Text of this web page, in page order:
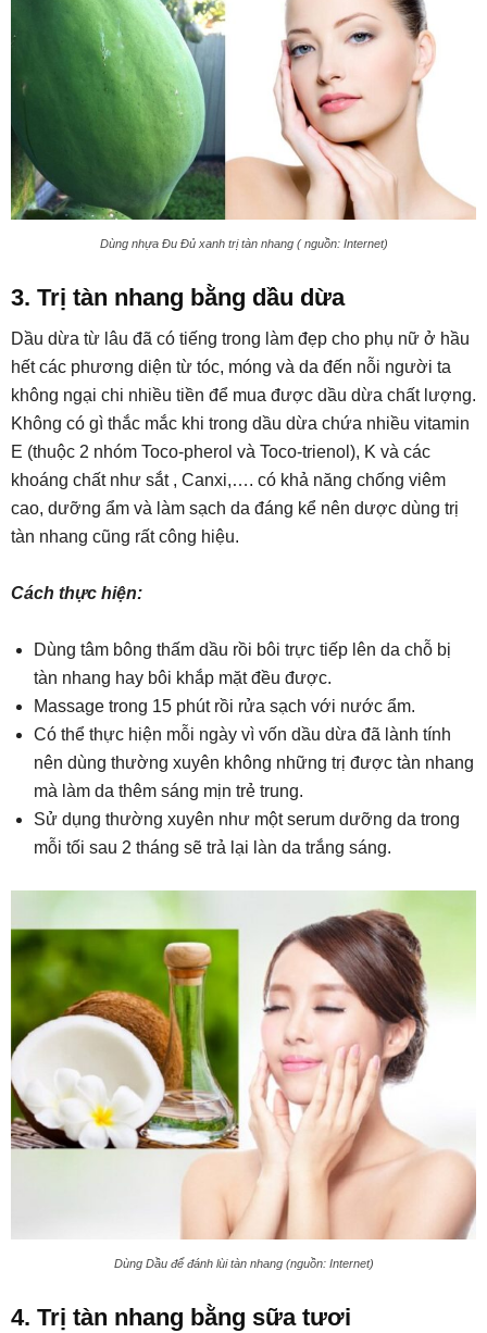
Dùng nhựa Đu Đủ xanh trị tàn nhang ( nguồn: Internet)
3. Trị tàn nhang bằng dầu dừa
Dầu dừa từ lâu đã có tiếng trong làm đẹp cho phụ nữ ở hầu
hết các phương diện từ tóc, móng và da đến nỗi người ta
không ngại chi nhiều tiền để mua được dầu dừa chất lượng.
Không có gì thắc mắc khi trong dầu dừa chứa nhiều vitamin
E (thuộc 2 nhóm Toco-pherol và Toco-trienol), K và các
khoáng chất như sắt , Canxi,…. có khả năng chống viêm
cao, dưỡng ẩm và làm sạch da đáng kể nên dược dùng trị
tàn nhang cũng rất công hiệu.
Cách thực hiện:
Dùng tâm bông thấm dầu rồi bôi trực tiếp lên da chỗ bị
tàn nhang hay bôi khắp mặt đều được.
Massage trong 15 phút rồi rửa sạch với nước ẩm.
Có thể thực hiện mỗi ngày vì vốn dầu dừa đã lành tính
nên dùng thường xuyên không những trị được tàn nhang
mà làm da thêm sáng mịn trẻ trung.
Sử dụng thường xuyên như một serum dưỡng da trong
mỗi tối sau 2 tháng sẽ trả lại làn da trắng sáng.
Dùng Dầu để đánh lùi tàn nhang (nguồn: Internet)
4. Trị tàn nhang bằng sữa tươi